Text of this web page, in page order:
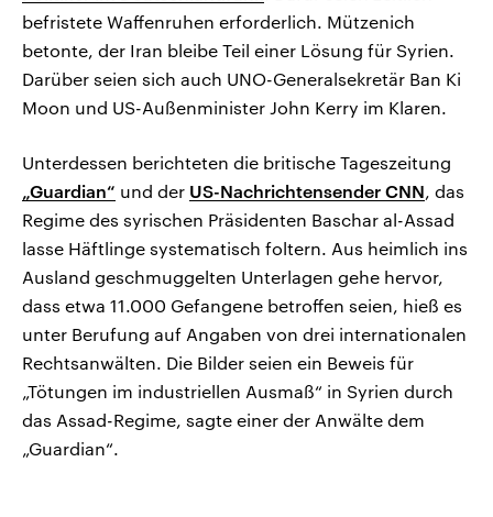
befristete Waffenruhen erforderlich. Mützenich
betonte, der Iran bleibe Teil einer Lösung für Syrien.
Darüber seien sich auch UNO-Generalsekretär Ban Ki
Moon und US-Außenminister John Kerry im Klaren.
Unterdessen berichteten die britische Tageszeitung
„Guardian“ und der US-Nachrichtensender CNN, das
Regime des syrischen Präsidenten Baschar al-Assad
lasse Häftlinge systematisch foltern. Aus heimlich ins
Ausland geschmuggelten Unterlagen gehe hervor,
dass etwa 11.000 Gefangene betroffen seien, hieß es
unter Berufung auf Angaben von drei internationalen
Rechtsanwälten. Die Bilder seien ein Beweis für
„Tötungen im industriellen Ausmaß“ in Syrien durch
das Assad-Regime, sagte einer der Anwälte dem
„Guardian“.